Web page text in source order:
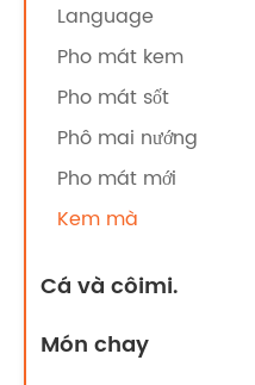
Language
Pho mát kem
Pho mát sốt
Phô mai nướng
Pho mát mới
Kem mà
Cá và côimi.
Món chay